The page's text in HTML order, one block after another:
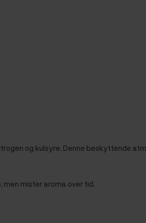
og kulsyre. Denne beskyttende
mister aroma over tid.